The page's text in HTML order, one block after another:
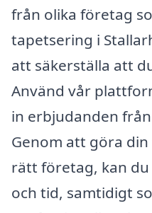
från olika företag
tapetsering i
att säkerställa att
Använd vår
in erbjudanden
Genom att göra
rätt företag, kan
och tid, samtidigt